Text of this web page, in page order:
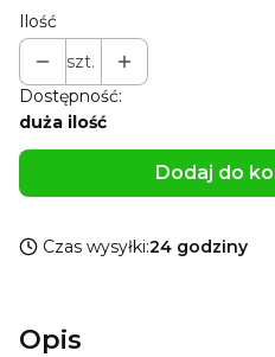
Ilość
szt.
Dostępność:
duża ilość
Dodaj do
Czas wysyłki:24 godziny
Opis